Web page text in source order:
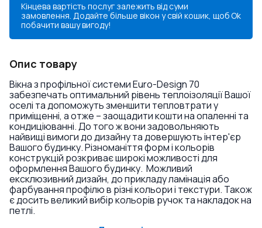
Кінцева вартість послуг залежить від суми
замовлення. Додайте більше вікон у свій кошик, щоб
побачити вашу вигоду!
Ok
Опис товару
Вікна з профільної системи Euro-Design 70
забезпечать оптимальний рівень теплоізоляції Вашої
оселі та допоможуть зменшити тепловтрати у
приміщенні, а отже – заощадити кошти на опаленні та
кондиціюванні. До того ж вони задовольняють
найвищі вимоги до дизайну та довершують інтер'єр
Вашого будинку. Різноманіття форм і кольорів
конструкцій розкриває широкі можливості для
оформлення Вашого будинку. Можливий
ексклюзивний дизайн, до прикладу ламінація або
фарбування профілю в різні кольори і текстури. Також
є досить великий вибір кольорів ручок та накладок на
петлі.